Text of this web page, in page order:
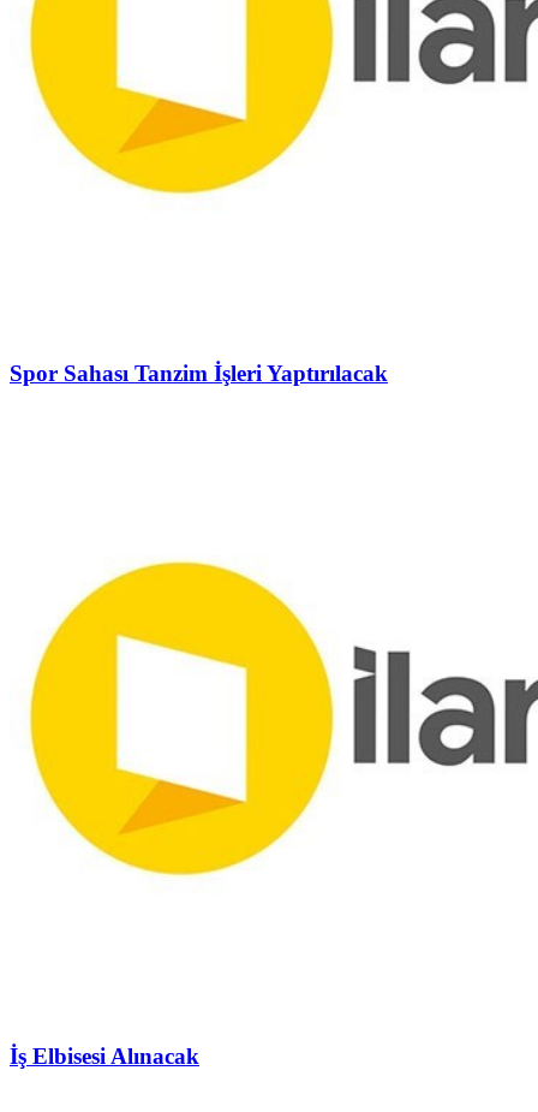
Spor Sahası Tanzim İşleri Yaptırılacak
İş Elbisesi Alınacak